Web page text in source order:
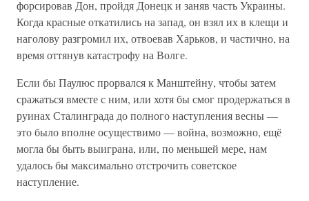
форсировав Дон, пройдя Донецк и заняв часть Украины.
Когда красные откатились на запад, он взял их в клещи и
наголову разгромил их, отвоевав Харьков, и частично, на
время оттянув катастрофу на Волге.
Если бы Паулюс прорвался к Манштейну, чтобы затем
сражаться вместе с ним, или хотя бы смог продержаться в
руинах Сталинграда до полного наступления весны —
это было вполне осуществимо — война, возможно, ещё
могла бы быть выиграна, или, по меньшей мере, нам
удалось бы максимально отстрочить советское
наступление.